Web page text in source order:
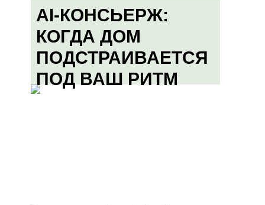
AI-КОНСЬЕРЖ:
КОГДА ДОМ
ПОДСТРАИВАЕТСЯ
ПОД ВАШ РИТМ